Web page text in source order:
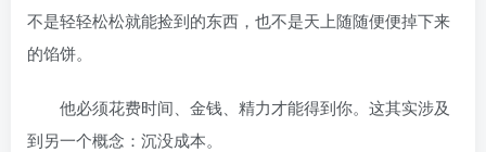
不是轻轻松松就能捡到的东西，也不是天上随随便便掉下来
的馅饼。
他必须花费时间、金钱、精力才能得到你。这其实涉及
到另一个概念：沉没成本。